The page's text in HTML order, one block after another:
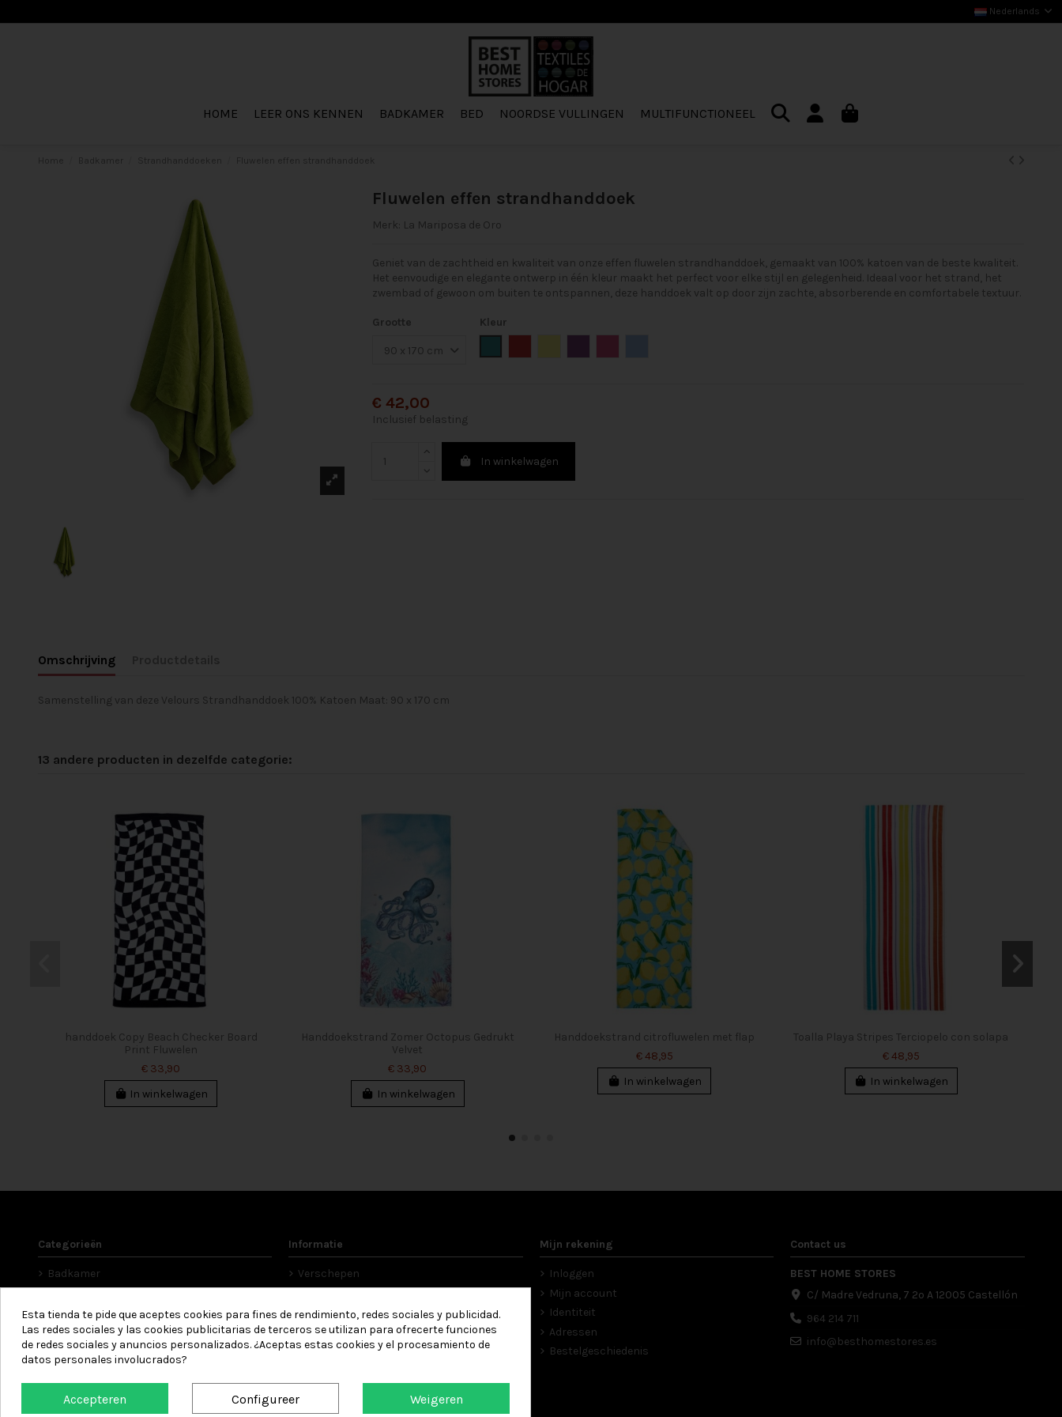
Nederlands
HOME LEER ONS KENNEN BADKAMER BED NOORDSE VULLINGEN MULTIFUNCTIONEEL
Fluwelen effen strandhanddoek
Merk: La Mariposa de Oro
Geniet van de zachtheid en kwaliteit van onze effen fluwelen strandhanddoek, gemaakt van 100% katoen van de beste kwaliteit.
Het eenvoudige en elegante ontwerp in één kleur maakt het perfect voor elke stijl en gelegenheid. Ideaal voor het strand, het
zwembad of gewoon om buiten te ontspannen, deze handdoek valt op door zijn zachte, absorberende en comfortabele textuur.
Grootte
Kleur
€ 42,00
Inclusief belasting
In winkelwagen
Omschrijving
Samenstelling van deze Velours Strandhanddoek 100% Katoen Maat: 90 x 170 cm
13 andere producten in dezelfde categorie:
handdoek Copy Beach Checker Board
Print Fluwelen
€ 33,90
In winkelwagen
Handdoekstrand Zomer Octopus Gedrukt
Velvet
€ 33,90
In winkelwagen
Handdoekstrand citrofluwelen met flap
€ 48,95
In winkelwagen
Toalla Playa Stripes Terciopelo con solapa
€ 48,95
In winkelwagen
Categorieën
Badkamer
Multifunctioneel
Noordse vullingen
Herberg
Informatie
Verschepen
Voorwaarden
Privacybeleid
Cookies
Mijn rekening
Inloggen
Mijn account
Identiteit
Adressen
Bestelgeschiedenis
Contact us
BEST HOME STORES
C/ Madre Vedruna, 7 2º A 12005 Castellón
964 214 711
info@besthomestores.es
Esta tienda te pide que aceptes cookies para fines de rendimiento, redes sociales y publicidad.
Las redes sociales y las cookies publicitarias de terceros se utilizan para ofrecerte funciones
de redes sociales y anuncios personalizados. ¿Aceptas estas cookies y el procesamiento de
datos personales involucrados?
Accepteren Configureer Weigeren